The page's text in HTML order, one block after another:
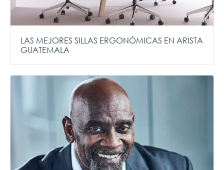
LAS MEJORES SILLAS ERGONÓMICAS EN ARISTA
GUATEMALA